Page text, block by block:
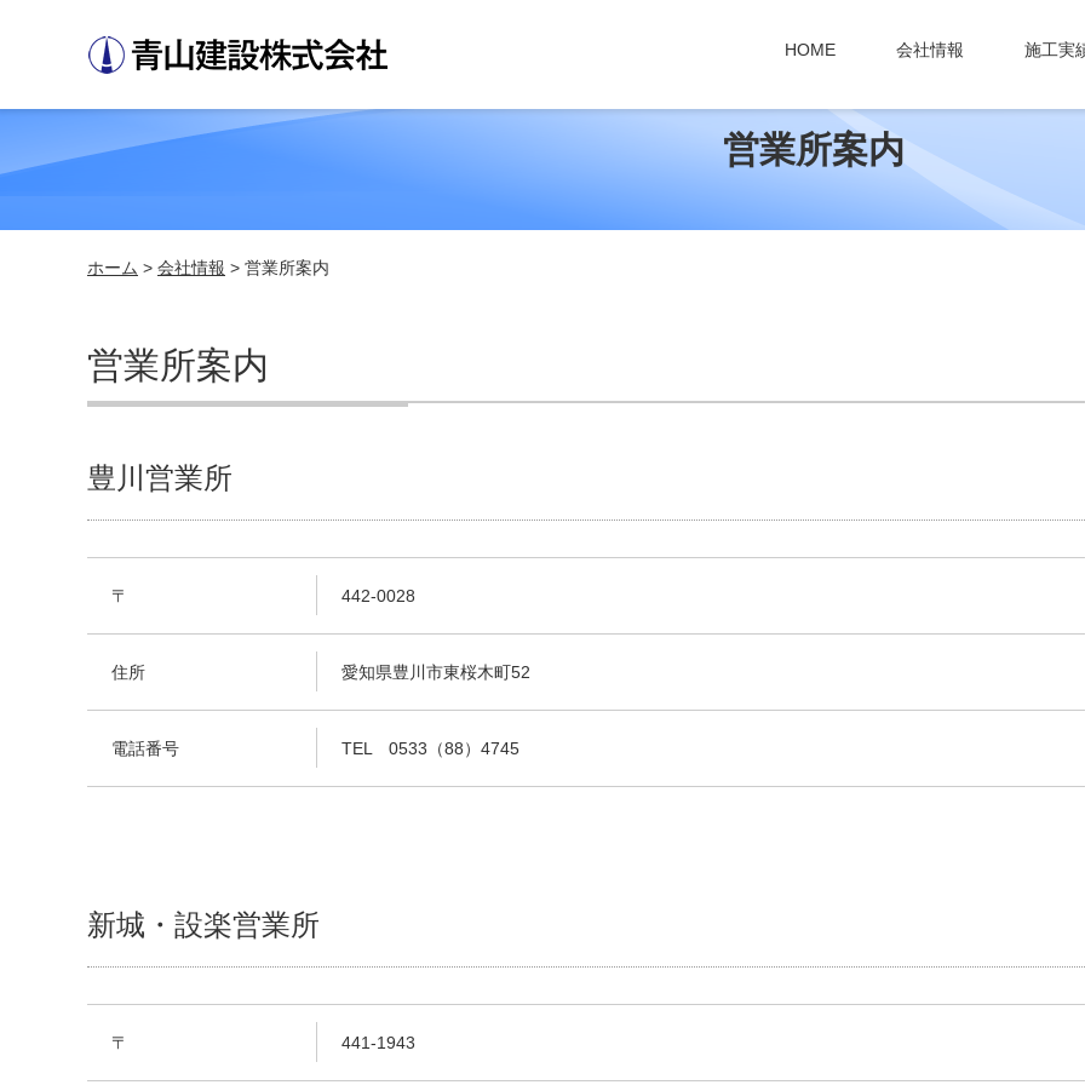
HOME 会社情報 施工実
営業所案内
ホーム > 会社情報 > 営業所案内
営業所案内
豊川営業所
〒 442-0028
住所 愛知県豊川市東桜木町52
電話番号 TEL 0533（88）4745
新城・設楽営業所
〒 441-1943